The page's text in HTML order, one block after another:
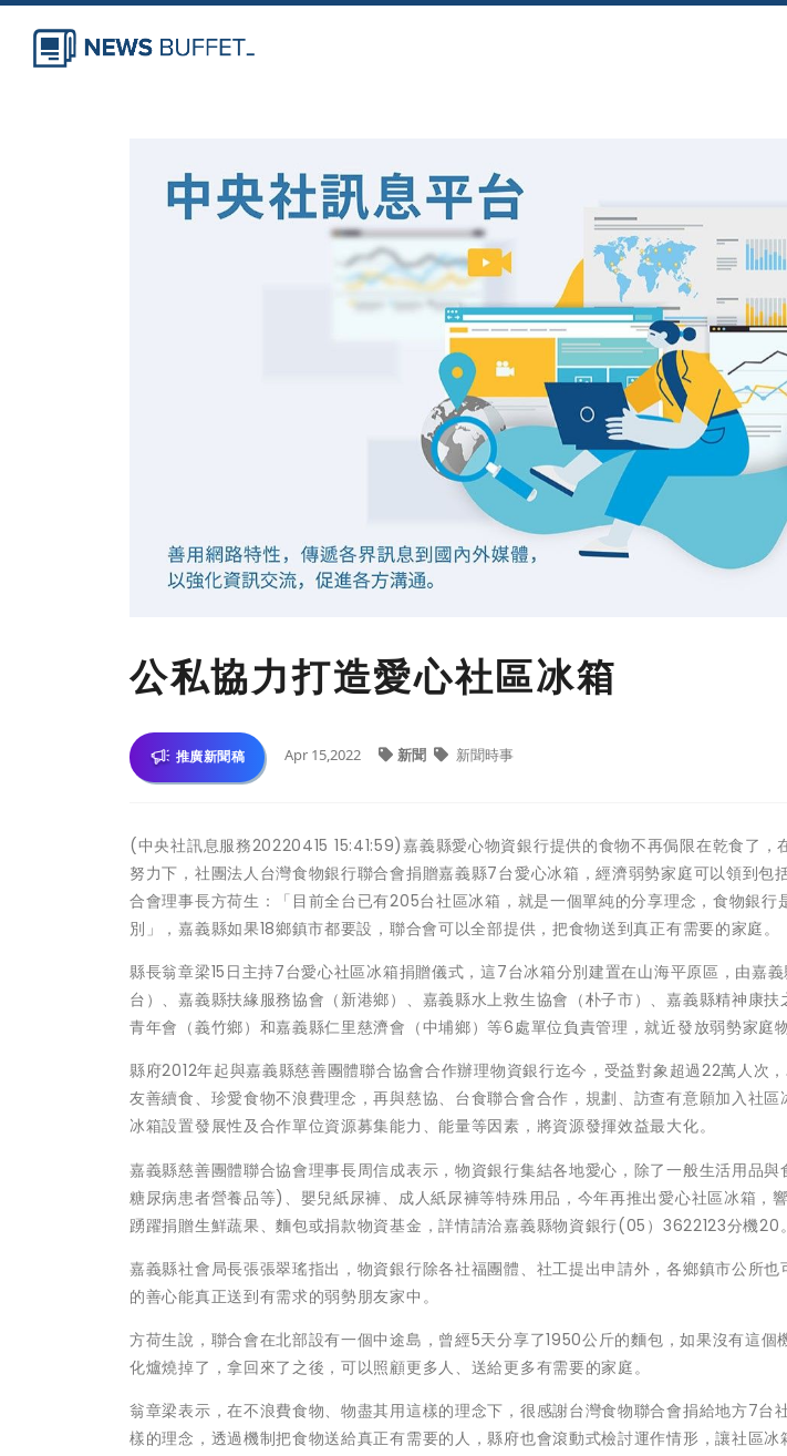
公私協力打造愛心社區冰箱
推廣新聞稿 Apr 15,2022 新聞 新聞時事
(中央社訊息服務20220415 15:41:59)嘉義縣愛心物資銀行提供的食物不再侷限在乾食了，
努力下，社團法人台灣食物銀行聯合會捐贈嘉義縣7台愛心冰箱，經濟弱勢家庭可以領到包
合會理事長方荷生：「目前全台已有205台社區冰箱，就是一個單純的分享理念，食物銀行
別」，嘉義縣如果18鄉鎮市都要設，聯合會可以全部提供，把食物送到真正有需要的家庭。
縣長翁章梁15日主持7台愛心社區冰箱捐贈儀式，這7台冰箱分別建置在山海平原區，由嘉
台）、嘉義縣扶緣服務協會（新港鄉）、嘉義縣水上救生協會（朴子市）、嘉義縣精神康
青年會（義竹鄉）和嘉義縣仁里慈濟會（中埔鄉）等6處單位負責管理，就近發放弱勢家庭物
縣府2012年起與嘉義縣慈善團體聯合協會合作辦理物資銀行迄今，受益對象超過22萬人次
友善續食、珍愛食物不浪費理念，再與慈協、台食聯合會合作，規劃、訪查有意願加入社區
冰箱設置發展性及合作單位資源募集能力、能量等因素，將資源發揮效益最大化。
嘉義縣慈善團體聯合協會理事長周信成表示，物資銀行集結各地愛心，除了一般生活用品與
糖尿病患者營養品等)、嬰兒紙尿褲、成人紙尿褲等特殊用品，今年再推出愛心社區冰箱，
踴躍捐贈生鮮蔬果、麵包或捐款物資基金，詳情請洽嘉義縣物資銀行(05）3622123分機20。
嘉義縣社會局長張張翠瑤指出，物資銀行除各社福團體、社工提出申請外，各鄉鎮市公所
的善心能真正送到有需求的弱勢朋友家中。
方荷生說，聯合會在北部設有一個中途島，曾經5天分享了1950公斤的麵包，如果沒有這個
化爐燒掉了，拿回來了之後，可以照顧更多人、送給更多有需要的家庭。
翁章梁表示，在不浪費食物、物盡其用這樣的理念下，很感謝台灣食物聯合會捐給地方7台
樣的理念，透過機制把食物送給真正有需要的人，縣府也會滾動式檢討運作情形，讓社區冰